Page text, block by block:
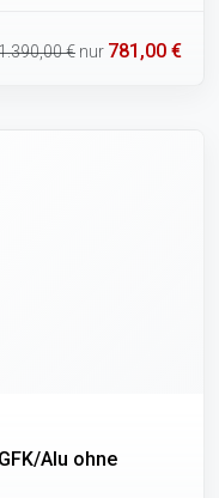
€ nur 781,00 €
Alu ohne